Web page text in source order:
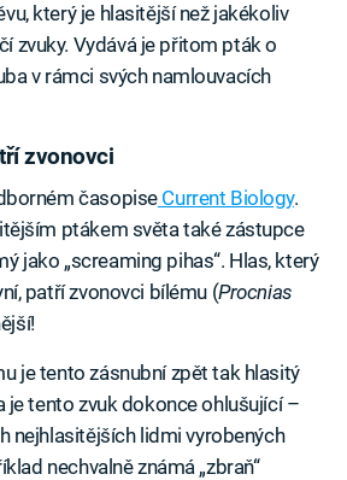
který je hlasitější než jakékoliv
zvuky. Vydává je přitom pták o
v rámci svých namlouvacích
zvonovci
časopiseCurrent Biology.
ptákem světa také zástupce
jako „screaming pihas“. Hlas, který
patří zvonovci bílému (Procnias
je tento zásnubní zpět tak hlasitý
je tento zvuk dokonce ohlušující –
nejhlasitějších lidmi vyrobených
nechvalně známá „zbraň“